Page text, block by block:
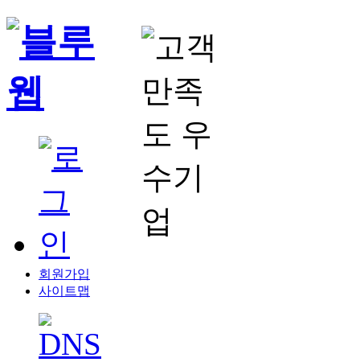
회원가입
사이트맵